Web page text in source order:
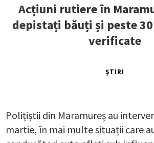
Acțiuni rutiere în
depistați băuți și peste
verificate
ȘTIRI
Polițiștii din Maramureș au
martie, în mai multe situații care